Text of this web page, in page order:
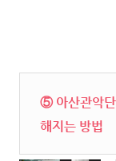
⑤ 아산관악
해지는 방법